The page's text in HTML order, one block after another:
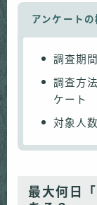
アンケートの
調査期
調査方
ケート
対象人
最大何日